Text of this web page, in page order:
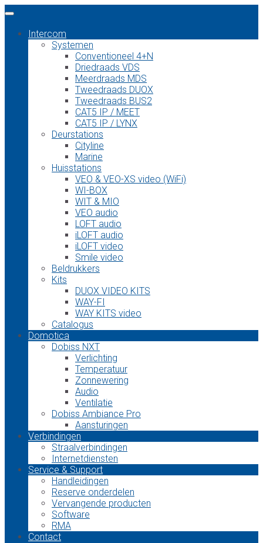
Intercom
Systemen
Conventioneel 4+N
Driedraads VDS
Meerdraads MDS
Tweedraads DUOX
Tweedraads BUS2
CAT5 IP / MEET
CAT5 IP / LYNX
Deurstations
Cityline
Marine
Huisstations
VEO & VEO-XS video (WiFi)
WI-BOX
WIT & MIO
VEO audio
LOFT audio
iLOFT audio
iLOFT video
Smile video
Beldrukkers
Kits
DUOX VIDEO KITS
WAY-FI
WAY KITS video
Catalogus
Domotica
Dobiss NXT
Verlichting
Temperatuur
Zonnewering
Audio
Ventilatie
Dobiss Ambiance Pro
Aansturingen
Verbindingen
Straalverbindingen
Internetdiensten
Service & Support
Handleidingen
Reserve onderdelen
Vervangende producten
Software
RMA
Contact